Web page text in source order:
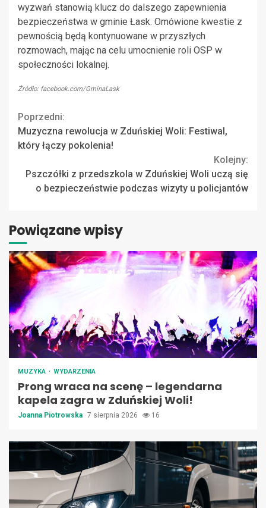
wyzwań stanowią klucz do dalszego zapewnienia
bezpieczeństwa w gminie Łask. Omówione kwestie z
pewnością będą kontynuowane w przyszłych
rozmowach, mając na celu umocnienie roli OSP w
społeczności lokalnej.
Źródło: facebook.com/GminaLask
Continue
Reading
Poprzedni:
Muzyczna rewolucja w Zduńskiej Woli: Festiwal,
który łączy pokolenia!
Kolejny:
Pszczółki z przedszkola w Zduńskiej Woli uczą się
o bezpieczeństwie podczas wizyty u policjantów
Powiązane wpisy
MUZYKA WYDARZENIA
Prong wraca na scenę – legendarna
kapela zagra w Zduńskiej Woli!
Joanna Piotrowska 7 sierpnia 2026 16